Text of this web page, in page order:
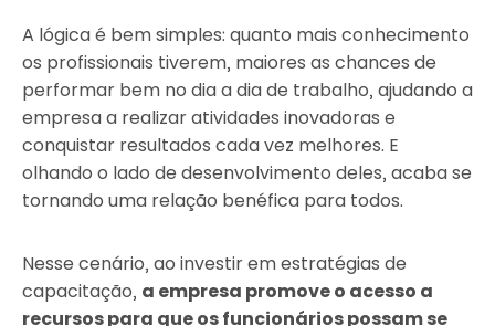
A lógica é bem simples: quanto mais conhecimento
os profissionais tiverem, maiores as chances de
performar bem no dia a dia de trabalho, ajudando a
empresa a realizar atividades inovadoras e
conquistar resultados cada vez melhores. E
olhando o lado de desenvolvimento deles, acaba se
tornando uma relação benéfica para todos.
Nesse cenário, ao investir em estratégias de
capacitação, a empresa promove o acesso a
recursos para que os funcionários possam se